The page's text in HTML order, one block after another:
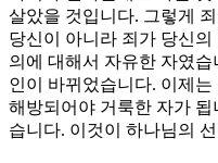
살았을 것입니다. 그렇게
당신이 아니라 죄가 당신
의에 대해서 자유한 자였
인이 바뀌었습니다. 이제
해방되어야 거룩한 자가
습니다. 이것이 하나님의